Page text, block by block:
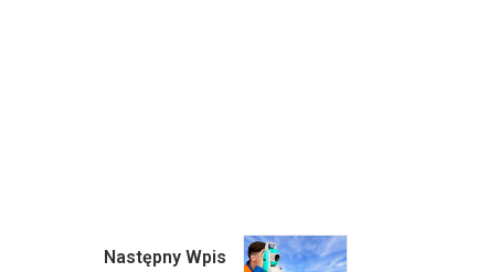
Następny Wpis